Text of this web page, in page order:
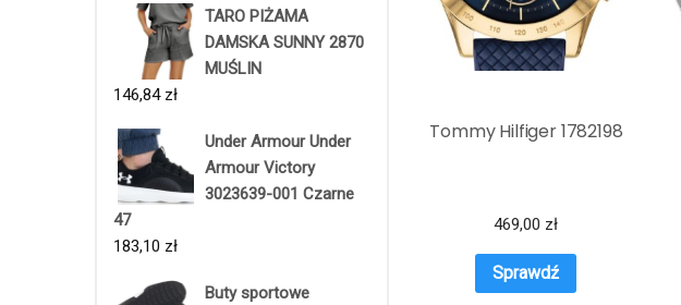
TARO PIŻAMA
DAMSKA SUNNY 2870
MUŚLIN
146,84 zł
Under Armour Under
Armour Victory
3023639-001 Czarne
47
183,10 zł
Buty sportowe
Tommy Hilfiger 1782198
469,00 zł
Sprawdź